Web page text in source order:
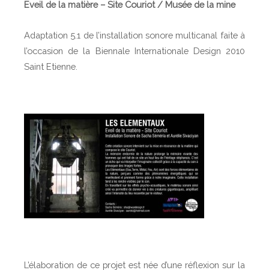
Eveil de la matière – Site Couriot / Musée de la mine
Adaptation 5.1 de l’installation sonore multicanal faite à
l’occasion de la Biennale Internationale Design 2010
Saint Etienne.
L’élaboration de ce projet est née d’une réflexion sur la